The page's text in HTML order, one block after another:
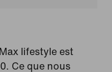
lifestyle est
Ce que nous